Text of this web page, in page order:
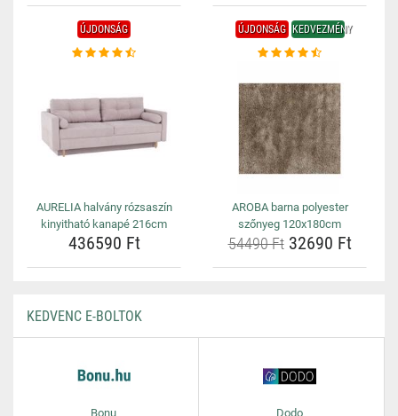
ÚJDONSÁG
AURELIA halvány rózsaszín
kinyitható kanapé 216cm
436590 Ft
ÚJDONSÁG KEDVEZMÉNY
AROBA barna polyester
szőnyeg 120x180cm
54490 Ft32690 Ft
KEDVENC E-BOLTOK
Bonu Dodo